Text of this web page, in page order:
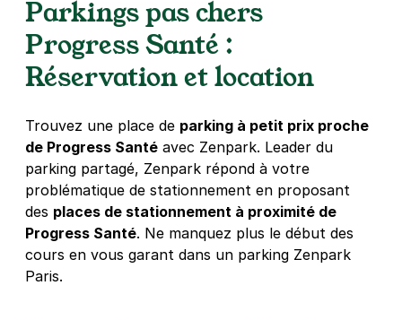
6 rue de Chaumont
75019Paris
4,3(309 avis)
2,50 €/heure,23 €/jour,80 €/semaine(tarifs dégressifs)
+ Abonnements disponibles
Parkings pas chers
Progress Santé :
Réservation et location
Trouvez une place de parking à petit prix proche
de Progress Santé avec Zenpark. Leader du
parking partagé, Zenpark répond à votre
problématique de stationnement en proposant
des places de stationnement à proximité de
Progress Santé. Ne manquez plus le début des
cours en vous garant dans un parking Zenpark
Paris.